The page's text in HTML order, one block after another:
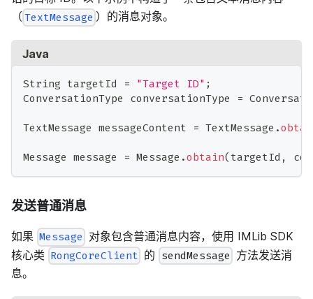
（ TextMessage ）的消息对象。
Java
String targetId = "Target ID" ;
ConversationType conversationType =
TextMessage messageContent = TextMessage .
Message message = Message .obtain( targetId ,
发送普通消息
如果 Message 对象包含普通消息内容，使用 IMLib SDK
核心类 RongCoreClient 的 sendMessage 方法发送消
息。